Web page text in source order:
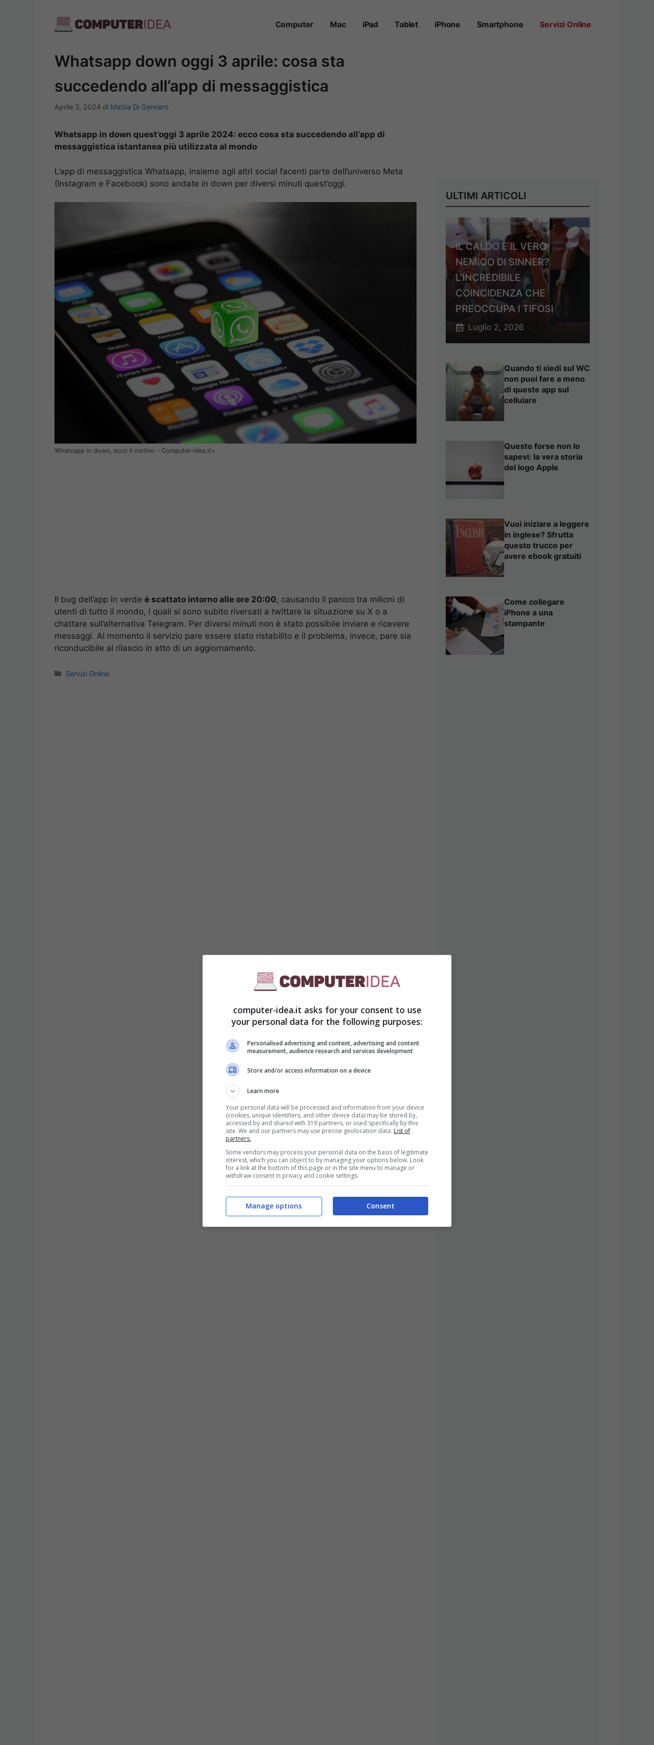
Computer Mac iPad Tablet iPhone Smartphone Servizi Online
Whatsapp down oggi 3 aprile: cosa sta
succedendo all’app di messaggistica
Aprile 3, 2024 di Mattia Di Gennaro
Whatsapp in down quest’oggi 3 aprile 2024: ecco cosa sta succedendo all’app di
messaggistica istantanea più utilizzata al mondo
L’app di messaggistica Whatsapp, insieme agli altri social facenti parte dell’universo Meta
(Instagram e Facebook) sono andate in down per diversi minuti quest’oggi.
Whatsapp in down, ecco il motivo – Computer-idea.it+
Il bug dell’app in verde è scattato intorno alle ore 20:00, causando il panico tra milioni di
utenti di tutto il mondo, i quali si sono subito riversati a twittare la situazione su X o a
chattare sull’alternativa Telegram. Per diversi minuti non è stato possibile inviare e ricevere
messaggi. Al momento il servizio pare essere stato ristabilito e il problema, invece, pare sia
riconducibile al rilascio in atto di un aggiornamento.
Categorie
Servizi Online
ULTIMI ARTICOLI
IL CALDO È IL VERO
NEMICO DI SINNER?
L’INCREDIBILE
COINCIDENZA CHE
PREOCCUPA I TIFOSI
Luglio 2, 2026
Quando ti siedi sul WC
non puoi fare a meno
di queste app sul
cellulare
Questo forse non lo
sapevi: la vera storia
del logo Apple
Vuoi iniziare a leggere
in inglese? Sfrutta
questo trucco per
avere ebook gratuiti
Come collegare
iPhone a una
stampante
computer-idea.it asks for your consent to use
your personal data for the following purposes:
Personalised advertising and content, advertising and content
measurement, audience research and services development
Store and/or access information on a device
Learn more
Your personal data will be processed and information from your device
(cookies, unique identifiers, and other device data) may be stored by,
accessed by and shared with 319 partners, or used specifically by this
site. We and our partners may use precise geolocation data. List of
partners.
Some vendors may process your personal data on the basis of legitimate
interest, which you can object to by managing your options below. Look
for a link at the bottom of this page or in the site menu to manage or
withdraw consent in privacy and cookie settings.
Consent
Manage options